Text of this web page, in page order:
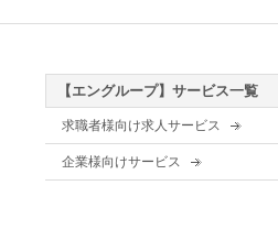
【エングループ】サービス一覧
求職者様向け求人サービス
企業様向けサービス